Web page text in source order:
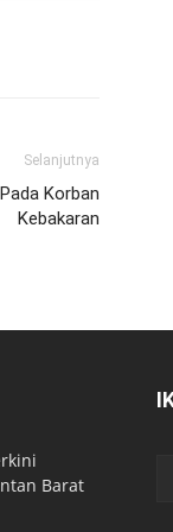
Selanjutnya
Korban
Kebakaran
Barat